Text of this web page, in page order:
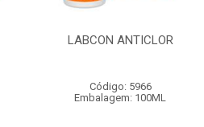
LABCON ANTICLOR
Código: 5966
Embalagem: 100ML